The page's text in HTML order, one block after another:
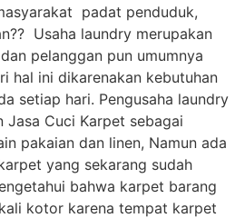
padat penduduk,
Usaha laundry merupakan
pelanggan pun umumnya
hal ini dikarenakan kebutuhan
setiap hari. Pengusaha laundry
Jasa Cuci Karpet sebagai
pakaian dan linen, Namun ada
yang sekarang sudah
bahwa karpet barang
kotor karena tempat karpet